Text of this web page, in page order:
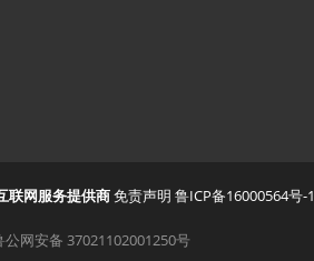
联网服务提供商免责声明 鲁ICP备16000564号-1
公网安备 37021102001250号